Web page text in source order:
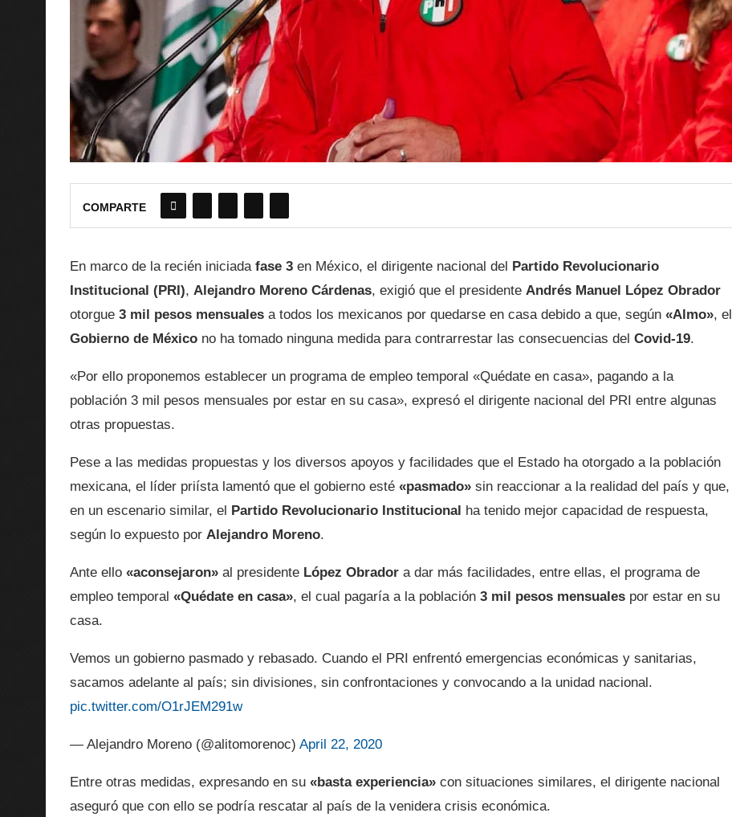
COMPARTE
En marco de la recién iniciada fase 3 en México, el dirigente nacional del Partido Revolucionario
Institucional (PRI), Alejandro Moreno Cárdenas, exigió que el presidente Andrés Manuel López Obrador
otorgue 3 mil pesos mensuales a todos los mexicanos por quedarse en casa debido a que, según «Almo», el
Gobierno de México no ha tomado ninguna medida para contrarrestar las consecuencias del Covid-19.
«Por ello proponemos establecer un programa de empleo temporal «Quédate en casa», pagando a la
población 3 mil pesos mensuales por estar en su casa», expresó el dirigente nacional del PRI entre algunas
otras propuestas.
Pese a las medidas propuestas y los diversos apoyos y facilidades que el Estado ha otorgado a la población
mexicana, el líder priísta lamentó que el gobierno esté «pasmado» sin reaccionar a la realidad del país y que,
en un escenario similar, el Partido Revolucionario Institucional ha tenido mejor capacidad de respuesta,
según lo expuesto por Alejandro Moreno.
Ante ello «aconsejaron» al presidente López Obrador a dar más facilidades, entre ellas, el programa de
empleo temporal «Quédate en casa», el cual pagaría a la población 3 mil pesos mensuales por estar en su
casa.
Vemos un gobierno pasmado y rebasado. Cuando el PRI enfrentó emergencias económicas y sanitarias,
sacamos adelante al país; sin divisiones, sin confrontaciones y convocando a la unidad nacional.
pic.twitter.com/O1rJEM291w
— Alejandro Moreno (@alitomorenoc) April 22, 2020
Entre otras medidas, expresando en su «basta experiencia» con situaciones similares, el dirigente nacional
aseguró que con ello se podría rescatar al país de la venidera crisis económica.